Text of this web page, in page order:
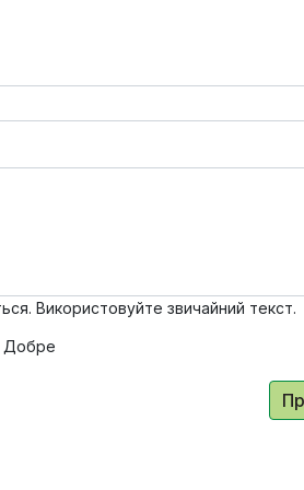
Використовуйте звичайний текст.
Добре